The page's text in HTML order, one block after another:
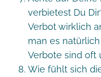
verbietest Du
Verbot wirklich
man es
Verbote sind oft
Wie fühlt sich